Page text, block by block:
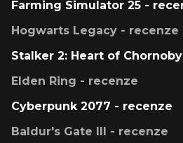
Farming Simulator 25 -
Hogwarts Legacy - recenze
Stalker 2: Heart of
Elden Ring - recenze
Cyberpunk 2077 - recenze
Baldur's Gate III - recenze